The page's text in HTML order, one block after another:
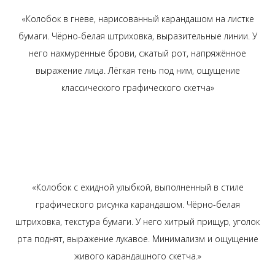
«Колобок в гневе, нарисованный карандашом на листке
бумаги. Чёрно-белая штриховка, выразительные линии. У
него нахмуренные брови, сжатый рот, напряжённое
выражение лица. Лёгкая тень под ним, ощущение
классического графического скетча»
«Колобок с ехидной улыбкой, выполненный в стиле
графического рисунка карандашом. Чёрно-белая
штриховка, текстура бумаги. У него хитрый прищур, уголок
рта поднят, выражение лукавое. Минимализм и ощущение
живого карандашного скетча.»